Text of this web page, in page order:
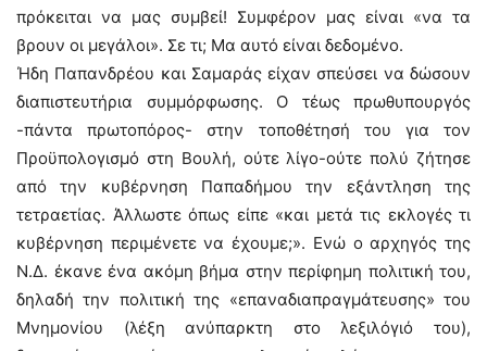
πρόκειται να μας συμβεί! Συμφέρον μας είναι «να τα
βρουν οι μεγάλοι». Σε τι; Μα αυτό είναι δεδομένο.
Ήδη Παπανδρέου και Σαμαράς είχαν σπεύσει να δώσουν
διαπιστευτήρια συμμόρφωσης. Ο τέως πρωθυπουργός
-πάντα πρωτοπόρος- στην τοποθέτησή του για τον
Προϋπολογισμό στη Βουλή, ούτε λίγο-ούτε πολύ ζήτησε
από την κυβέρνηση Παπαδήμου την εξάντληση της
τετραετίας. Άλλωστε όπως είπε «και μετά τις εκλογές τι
κυβέρνηση περιμένετε να έχουμε;». Ενώ ο αρχηγός της
Ν.Δ. έκανε ένα ακόμη βήμα στην περίφημη πολιτική του,
δηλαδή την πολιτική της «επαναδιαπραγμάτευσης» του
Μνημονίου (λέξη ανύπαρκτη στο λεξιλόγιό του),